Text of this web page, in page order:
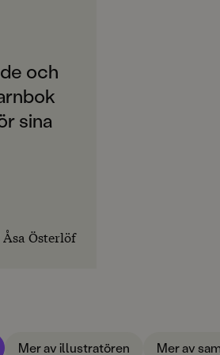
barnens önskelistor och på
har tidigare arbetat som
och illustratören Jonas
hur alla spännande
och utanpå.
och
sina
Österlöf
Mer av illustratören Mer av